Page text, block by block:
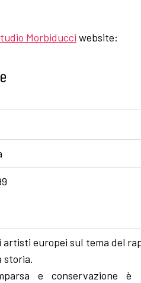
Morbiducci website:
artisti europei sul tema del
storia.
e conservazione